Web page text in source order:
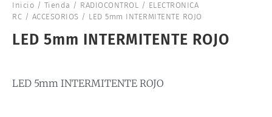
Inicio / Tienda / RADIOCONTROL / ELECTRONICA
RC / ACCESORIOS / LED 5mm INTERMITENTE ROJO
LED 5mm INTERMITENTE ROJO
LED 5mm INTERMITENTE ROJO